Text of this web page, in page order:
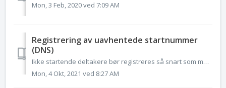
Mon, 3 Feb, 2020 ved 7:09 AM
Registrering av uavhentede startnummer
(DNS)
Ikke startende deltakere bør registreres så snart som mulig etter at startnummerutdelingen er avsluttet. Dette gir best mulig oversikt over antall deltaker...
Mon, 4 Okt, 2021 ved 8:27 AM